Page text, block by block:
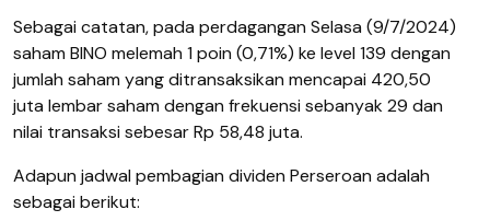
Sebagai catatan, pada perdagangan Selasa (9/7/2024)
saham BINO melemah 1 poin (0,71%) ke level 139 dengan
jumlah saham yang ditransaksikan mencapai 420,50
juta lembar saham dengan frekuensi sebanyak 29 dan
nilai transaksi sebesar Rp 58,48 juta.
Adapun jadwal pembagian dividen Perseroan adalah
sebagai berikut: